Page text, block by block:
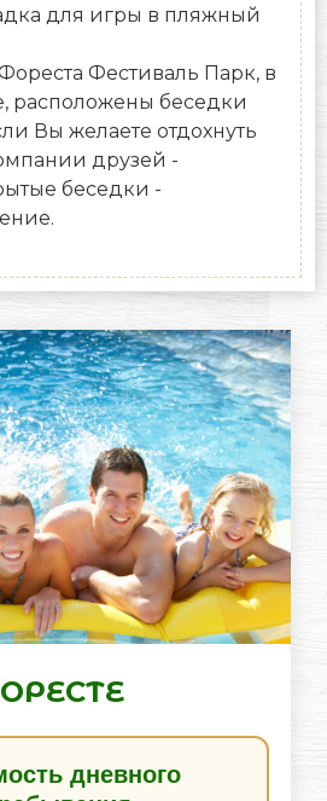
для игры в пляжный
Фестиваль Парк, в
расположены беседки
Вы желаете отдохнуть
друзей -
беседки -
дневного